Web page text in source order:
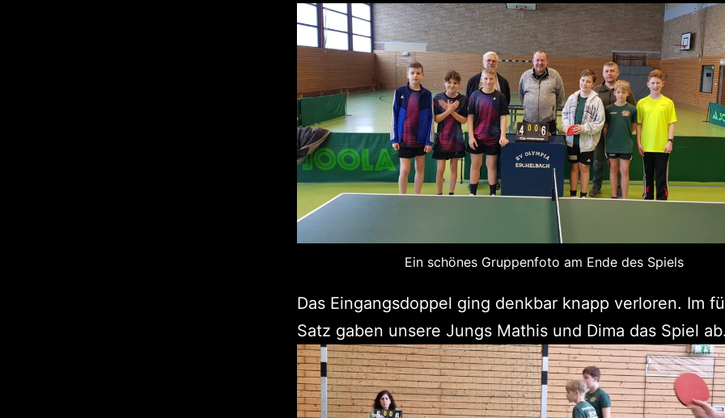
Ein schönes Gruppenfoto am Ende des Spiels
Das Eingangsdoppel ging denkbar knapp verloren. Im
Satz gaben unsere Jungs Mathis und Dima das Spiel